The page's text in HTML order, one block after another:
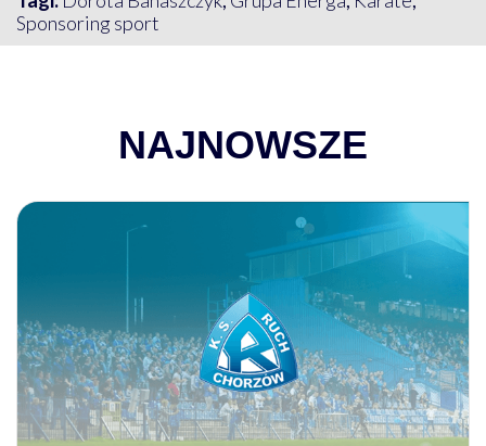
Sponsoring sport
NAJNOWSZE